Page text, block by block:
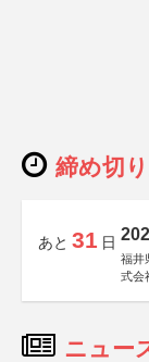
締め切
あと 31 日
福井
式会
ニュー